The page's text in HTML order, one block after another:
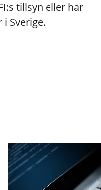
tillsyn eller har
Sverige.